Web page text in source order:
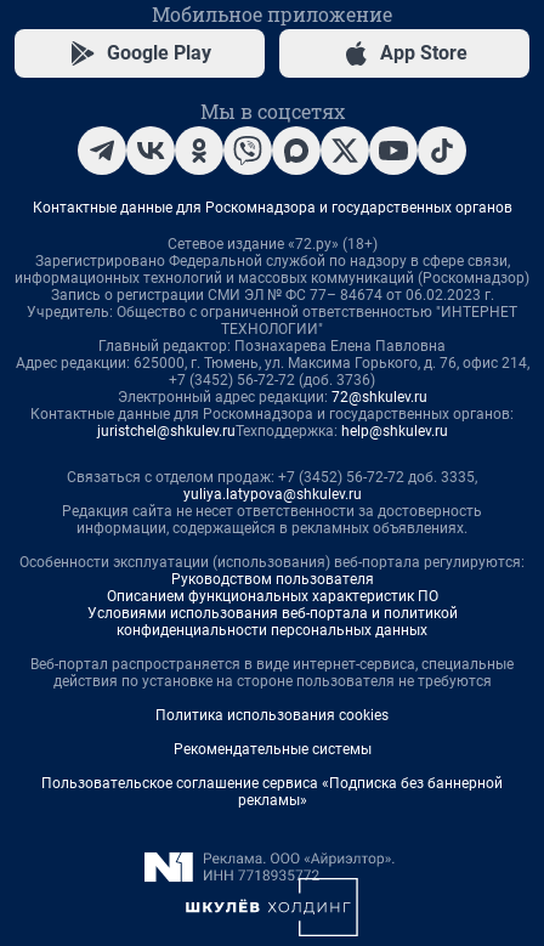
Мобильное приложение
Google Play App Store
Мы в соцсетях
Контактные данные для Роскомнадзора и государственных органов
Сетевое издание «72.ру» (18+)
Зарегистрировано Федеральной службой по надзору в сфере связи,
информационных технологий и массовых коммуникаций (Роскомнадзор)
Запись о регистрации СМИ ЭЛ № ФС 77– 84674 от 06.02.2023 г.
Учредитель: Общество с ограниченной ответственностью "ИНТЕРНЕТ
ТЕХНОЛОГИИ"
Главный редактор: Познахарева Елена Павловна
Адрес редакции: 625000, г. Тюмень, ул. Максима Горького, д. 76, офис 214,
+7 (3452) 56-72-72 (доб. 3736)
Электронный адрес редакции: 72@shkulev.ru
Контактные данные для Роскомнадзора и государственных органов:
juristchel@shkulev.ruТехподдержка: help@shkulev.ru
Связаться с отделом продаж: +7 (3452) 56-72-72 доб. 3335,
yuliya.latypova@shkulev.ru
Редакция сайта не несет ответственности за достоверность
информации, содержащейся в рекламных объявлениях.
Особенности эксплуатации (использования) веб-портала регулируются:
Руководством пользователя
Описанием функциональных характеристик ПО
Условиями использования веб-портала и политикой
конфиденциальности персональных данных
Веб-портал распространяется в виде интернет-сервиса, специальные
действия по установке на стороне пользователя не требуются
Политика использования cookies
Рекомендательные системы
Пользовательское соглашение сервиса «Подписка без баннерной
рекламы»